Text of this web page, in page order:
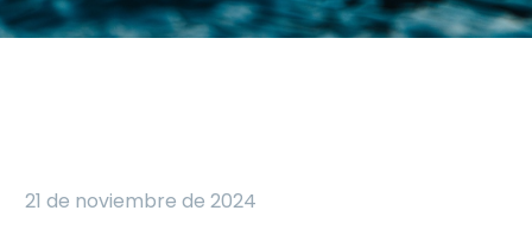
21 de noviembre de 2024